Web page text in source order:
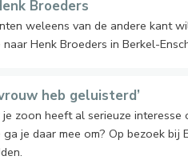
Broeders
weleens van de andere kant
Henk Broeders in Berkel-
heb geluisterd’
zoon heeft al serieuze interesse
je daar mee om? Op bezoek bij